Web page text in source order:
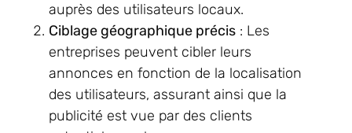
auprès des utilisateurs locaux.
Ciblage géographique précis : Les
entreprises peuvent cibler leurs
annonces en fonction de la localisation
des utilisateurs, assurant ainsi que la
publicité est vue par des clients